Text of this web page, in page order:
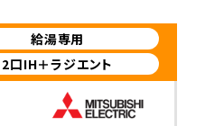
給湯専用
2口IH＋ラジエント